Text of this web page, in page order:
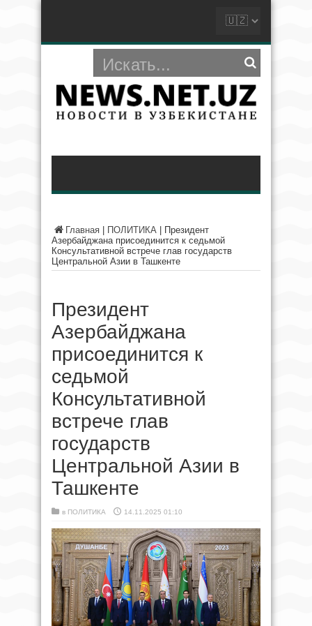
Главная ПОЛИТИКА
Президент
Азербайджана присоединится к седьмой
Консультативной встрече глав государств
Центральной Азии в Ташкенте
Президент
Азербайджана
присоединится к
седьмой
Консультативной
встрече глав
государств
Центральной Азии в
Ташкенте
в ПОЛИТИКА 14.11.2025 01:10